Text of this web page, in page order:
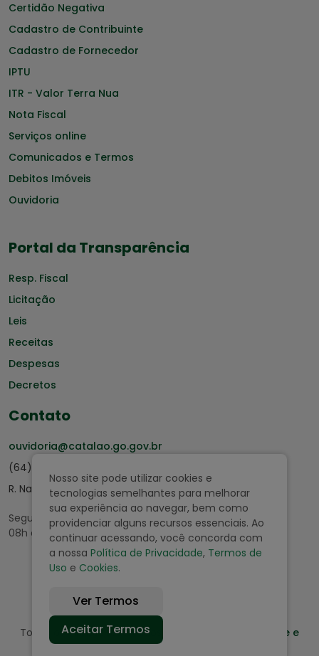
Certidão Negativa
Cadastro de Contribuinte
Cadastro de Fornecedor
IPTU
ITR - Valor Terra Nua
Nota Fiscal
Serviços online
Comunicados e Termos
Debitos Imóveis
Ouvidoria
Portal da Transparência
Resp. Fiscal
Licitação
Leis
Receitas
Despesas
Decretos
Contato
ouvidoria@catalao.go.gov.br
(64) 3441-5000
R. Nassim Agel, 505, Centro
Segunda a Sexta
08h às 11h | 13h às 16h
Todos os direitos reservados |
Política de Privacidade e
Termo de Uso
Nosso site pode utilizar cookies e
tecnologias semelhantes para melhorar
sua experiência ao navegar, bem como
providenciar alguns recursos essenciais. Ao
continuar acessando, você concorda com
a nossa Política de Privacidade, Termos de
Uso e Cookies.
Ver Termos
Aceitar Termos